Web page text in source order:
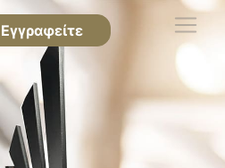
Εγγραφείτε